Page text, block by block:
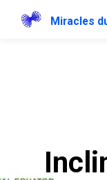
Miracles